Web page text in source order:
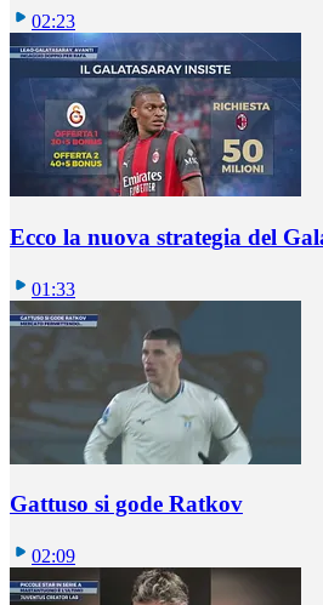
02:23
Ecco la nuova strategia del
01:33
Gattuso si gode Ratkov
02:09